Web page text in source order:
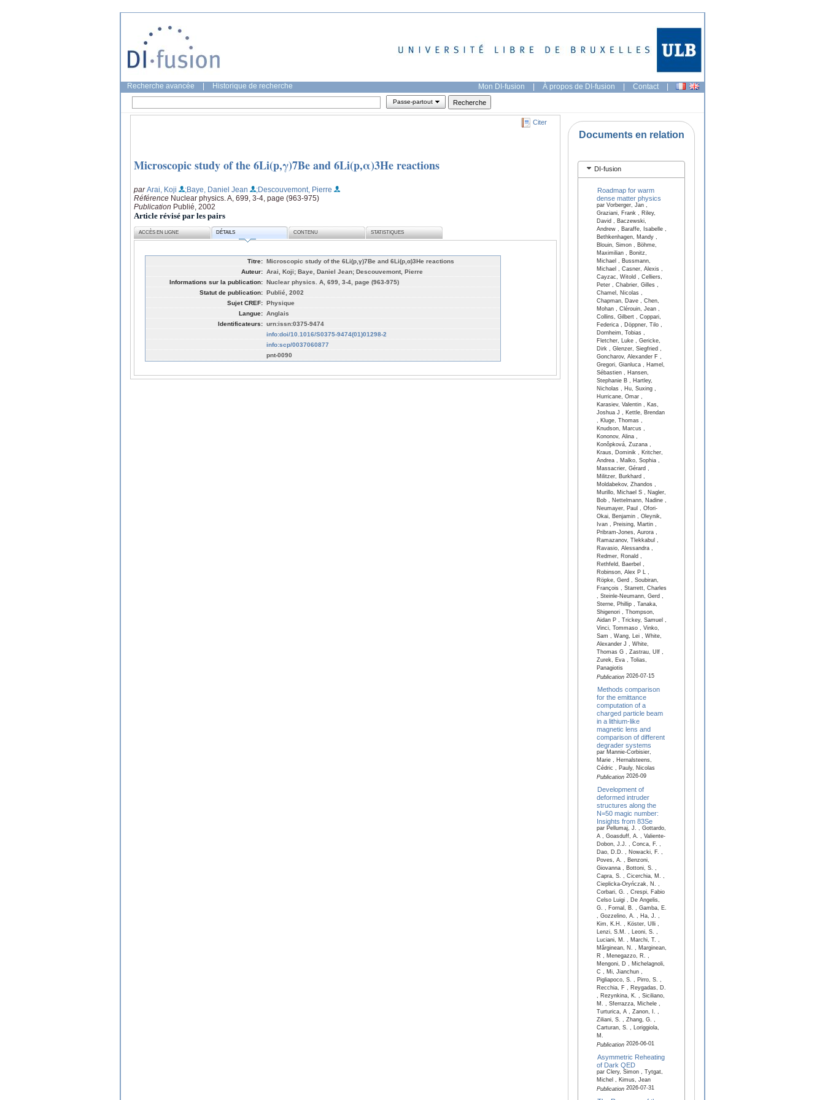
Recherche avancée Historique de recherche Mon DI-fusion | À propos de DI-fusion | Contact |
Passe-partout
Citer
Microscopic study of the 6Li(p,γ)7Be and 6Li(p,α)3He reactions
parArai, Koji ;Baye, Daniel Jean
;Descouvemont, Pierre
Référence Nuclear physics. A, 699, 3-4, page (963-975)
Publication Publié, 2002
Article révisé par les pairs
ACCÈS EN LIGNE DÉTAILS CONTENU STATISTIQUES
Titre: Microscopic study of the 6Li(p,γ)7Be and 6Li(p,α)3He reactions
Auteur: Arai, Koji; Baye, Daniel Jean; Descouvemont, Pierre
Informations sur la publication: Nuclear physics. A, 699, 3-4, page (963-975)
Statut de publication: Publié, 2002
Sujet CREF: Physique
Langue: Anglais
Identificateurs: urn:issn:0375-9474
info:doi/10.1016/S0375-9474(01)01298-2
info:scp/0037060877
pnt-0090
Documents en relation
DI-fusion
Roadmap for warm
dense matter physics
par Vorberger, Jan ,
Graziani, Frank , Riley,
David , Baczewski,
Andrew , Baraffe, Isabelle ,
Bethkenhagen, Mandy ,
Blouin, Simon , Böhme,
Maximilian , Bonitz,
Michael , Bussmann,
Michael , Casner, Alexis ,
Cayzac, Witold , Celliers,
Peter , Chabrier, Gilles ,
Chamel, Nicolas ,
Chapman, Dave , Chen,
Mohan , Clérouin, Jean ,
Collins, Gilbert , Coppari,
Federica , Döppner, Tilo ,
Dornheim, Tobias ,
Fletcher, Luke , Gericke,
Dirk , Glenzer, Siegfried ,
Goncharov, Alexander F ,
Gregori, Gianluca , Hamel,
Sébastien , Hansen,
Stephanie B , Hartley,
Nicholas , Hu, Suxing ,
Hurricane, Omar ,
Karasiev, Valentin , Kas,
Joshua J , Kettle, Brendan
, Kluge, Thomas ,
Knudson, Marcus ,
Kononov, Alina ,
Konôpková, Zuzana ,
Kraus, Dominik , Kritcher,
Andrea , Malko, Sophia ,
Massacrier, Gérard ,
Militzer, Burkhard ,
Moldabekov, Zhandos ,
Murillo, Michael S , Nagler,
Bob , Nettelmann, Nadine ,
Neumayer, Paul , Ofori-
Okai, Benjamin , Oleynik,
Ivan , Preising, Martin ,
Pribram-Jones, Aurora ,
Ramazanov, Tlekkabul ,
Ravasio, Alessandra ,
Redmer, Ronald ,
Rethfeld, Baerbel ,
Robinson, Alex P L ,
Röpke, Gerd , Soubiran,
François , Starrett, Charles
, Steinle-Neumann, Gerd ,
Sterne, Phillip , Tanaka,
Shigenori , Thompson,
Aidan P , Trickey, Samuel ,
Vinci, Tommaso , Vinko,
Sam , Wang, Lei , White,
Alexander J , White,
Thomas G , Zastrau, Ulf ,
Zurek, Eva , Tolias,
Panagiotis
Publication2026-07-15
Methods comparison
for the emittance
computation of a
charged particle beam
in a lithium-like
magnetic lens and
comparison of different
degrader systems
par Mannie-Corbisier,
Marie , Hernalsteens,
Cédric , Pauly, Nicolas
Publication2026-09
Development of
deformed intruder
structures along the
N=50 magic number:
Insights from 83Se
par Pellumaj, J. , Gottardo,
A , Goasduff, A. , Valiente-
Dobon, J.J. , Conca, F. ,
Dao, D.D. , Nowacki, F. ,
Poves, A. , Benzoni,
Giovanna , Bottoni, S. ,
Capra, S. , Cicerchia, M. ,
Cieplicka-Oryńczak, N. ,
Corbari, G. , Crespi, Fabio
Celso Luigi , De Angelis,
G. , Fornal, B. , Gamba, E.
, Gozzelino, A. , Ha, J. ,
Kim, K.H. , Köster, Ulli ,
Lenzi, S.M. , Leoni, S. ,
Luciani, M. , Marchi, T. ,
Mărginean, N. , Marginean,
R , Menegazzo, R. ,
Mengoni, D , Michelagnoli,
C , Mi, Jianchun ,
Pigliapoco, S. , Pirro, S. ,
Recchia, F , Reygadas, D.
, Rezynkina, K. , Siciliano,
M. , Sferrazza, Michele ,
Turturica, A , Zanon, I. ,
Ziliani, S. , Zhang, G. ,
Carturan, S. , Loriggiola,
M.
Publication2026-06-01
Asymmetric Reheating
of Dark QED
par Clery, Simon , Tytgat,
Michel , Kimus, Jean
Publication2026-07-31